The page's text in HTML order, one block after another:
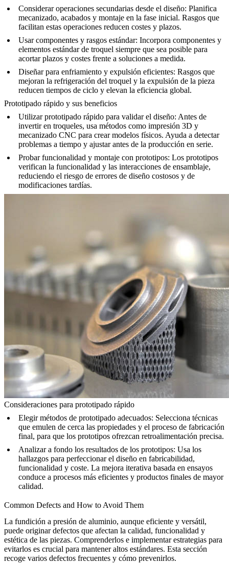
Considerar operaciones secundarias desde el diseño: Planifica
mecanizado, acabados y montaje en la fase inicial. Rasgos que
facilitan estas operaciones reducen costes y plazos.
Usar componentes y rasgos estándar: Incorpora componentes y
elementos estándar de troquel siempre que sea posible para
acortar plazos y costes frente a soluciones a medida.
Diseñar para enfriamiento y expulsión eficientes: Rasgos que
mejoran la refrigeración del troquel y la expulsión de la pieza
reducen tiempos de ciclo y elevan la eficiencia global.
Prototipado rápido y sus beneficios
Utilizar prototipado rápido para validar el diseño: Antes de
invertir en troqueles, usa métodos como impresión 3D y
mecanizado CNC para crear modelos físicos. Ayuda a detectar
problemas a tiempo y ajustar antes de la producción en serie.
Probar funcionalidad y montaje con prototipos: Los prototipos
verifican la funcionalidad y las interacciones de ensamblaje,
reduciendo el riesgo de errores de diseño costosos y de
modificaciones tardías.
Consideraciones para prototipado rápido
Elegir métodos de prototipado adecuados: Selecciona técnicas
que emulen de cerca las propiedades y el proceso de fabricación
final, para que los prototipos ofrezcan retroalimentación precisa.
Analizar a fondo los resultados de los prototipos: Usa los
hallazgos para perfeccionar el diseño en fabricabilidad,
funcionalidad y coste. La mejora iterativa basada en ensayos
conduce a procesos más eficientes y productos finales de mayor
calidad.
Common Defects and How to Avoid Them
La fundición a presión de aluminio, aunque eficiente y versátil,
puede originar defectos que afectan la calidad, funcionalidad y
estética de las piezas. Comprenderlos e implementar estrategias para
evitarlos es crucial para mantener altos estándares. Esta sección
recoge varios defectos frecuentes y cómo prevenirlos.